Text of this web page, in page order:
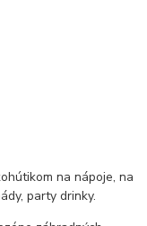
na nápoje, na
party drinky.